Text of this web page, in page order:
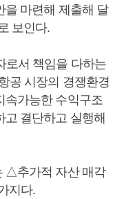
을 마련해 제출해 달
보인다.
로서 책임을 다하는
공 시장의 경쟁환경
속가능한 수익구조
고 결단하고 실행해
△추가적 자산 매각
지다.